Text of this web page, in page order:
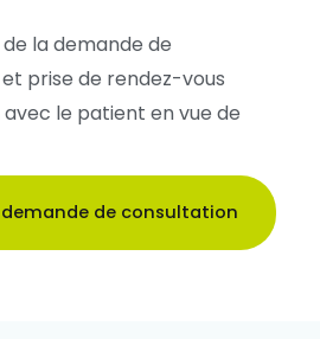
la demande de
prise de rendez-vous
le patient en vue de
de consultation